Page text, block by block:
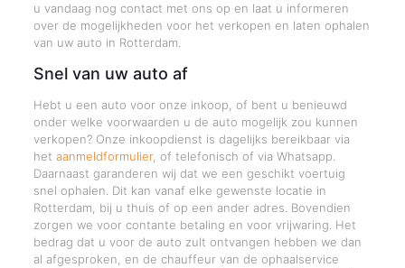
u vandaag nog contact met ons op en laat u informeren
over de mogelijkheden voor het verkopen en laten ophalen
van uw auto in Rotterdam.
Snel van uw auto af
Hebt u een auto voor onze inkoop, of bent u benieuwd
onder welke voorwaarden u de auto mogelijk zou kunnen
verkopen? Onze inkoopdienst is dagelijks bereikbaar via
het aanmeldformulier, of telefonisch of via Whatsapp.
Daarnaast garanderen wij dat we een geschikt voertuig
snel ophalen. Dit kan vanaf elke gewenste locatie in
Rotterdam, bij u thuis of op een ander adres. Bovendien
zorgen we voor contante betaling en voor vrijwaring. Het
bedrag dat u voor de auto zult ontvangen hebben we dan
al afgesproken, en de chauffeur van de ophaalservice